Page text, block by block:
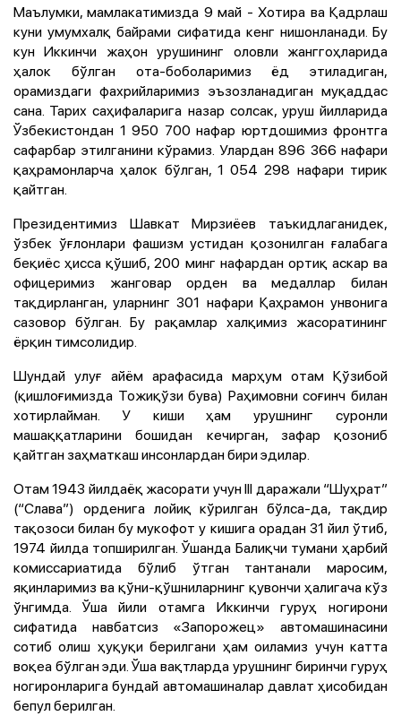
Маълумки, мамлакатимизда 9 май - Хотира ва Қадрлаш
куни умумхалқ байрами сифатида кенг нишонланади. Бу
кун Иккинчи жаҳон урушининг оловли жанггоҳларида
ҳалок бўлган ота-боболаримиз ёд этиладиган,
орамиздаги фахрийларимиз эъзозланадиган муқаддас
сана. Тарих саҳифаларига назар солсак, уруш йилларида
Ўзбекистондан 1 950 700 нафар юртдошимиз фронтга
сафарбар этилганини кўрамиз. Улардан 896 366 нафари
қаҳрамонларча ҳалок бўлган, 1 054 298 нафари тирик
қайтган.
Президентимиз Шавкат Мирзиёев таъкидлаганидек,
ўзбек ўғлонлари фашизм устидан қозонилган ғалабага
беқиёс ҳисса қўшиб, 200 минг нафардан ортиқ аскар ва
офицеримиз жанговар орден ва медаллар билан
тақдирланган, уларнинг 301 нафари Қаҳрамон унвонига
сазовор бўлган. Бу рақамлар халқимиз жасоратининг
ёрқин тимсолидир.
Шундай улуғ айём арафасида марҳум отам Қўзибой
(қишлоғимизда Тожиқўзи бува) Раҳимовни соғинч билан
хотирлайман. У киши ҳам урушнинг суронли
машаққатларини бошидан кечирган, зафар қозониб
қайтган заҳматкаш инсонлардан бири эдилар.
Отам 1943 йилдаёқ жасорати учун III даражали “Шуҳрат”
(“Слава”) орденига лойиқ кўрилган бўлса-да, тақдир
тақозоси билан бу мукофот у кишига орадан 31 йил ўтиб,
1974 йилда топширилган. Ўшанда Балиқчи тумани ҳарбий
комиссариатида бўлиб ўтган тантанали маросим,
яқинларимиз ва қўни-қўшниларнинг қувончи ҳалигача кўз
ўнгимда. Ўша йили отамга Иккинчи гуруҳ ногирони
сифатида навбатсиз «Запорожец» автомашинасини
сотиб олиш ҳуқуқи берилгани ҳам оиламиз учун катта
воқеа бўлган эди. Ўша вақтларда урушнинг биринчи гуруҳ
ногиронларига бундай автомашиналар давлат ҳисобидан
бепул берилган.